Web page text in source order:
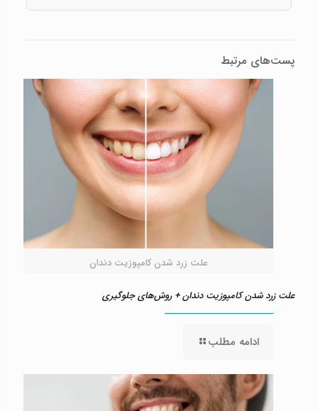
پست‌های مرتبط
علت زرد شدن کامپوزیت دندان
علت زرد شدن کامپوزیت دندان + روش‌های جلوگیری
ادامه مطلب